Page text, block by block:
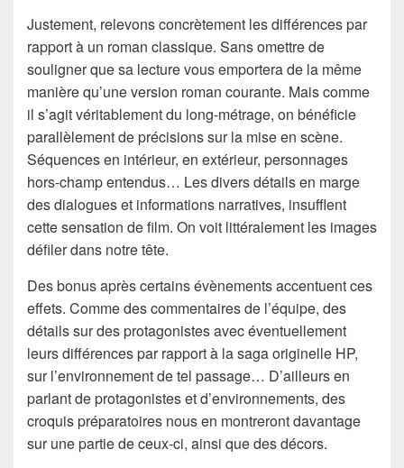
Justement, relevons concrètement les différences par
rapport à un roman classique. Sans omettre de
souligner que sa lecture vous emportera de la même
manière qu’une version roman courante. Mais comme
il s’agit véritablement du long-métrage, on bénéficie
parallèlement de précisions sur la mise en scène.
Séquences en intérieur, en extérieur, personnages
hors-champ entendus… Les divers détails en marge
des dialogues et informations narratives, insufflent
cette sensation de film. On voit littéralement les images
défiler dans notre tête.
Des bonus après certains évènements accentuent ces
effets. Comme des commentaires de l’équipe, des
détails sur des protagonistes avec éventuellement
leurs différences par rapport à la saga originelle HP,
sur l’environnement de tel passage… D’ailleurs en
parlant de protagonistes et d’environnements, des
croquis préparatoires nous en montreront davantage
sur une partie de ceux-ci, ainsi que des décors.